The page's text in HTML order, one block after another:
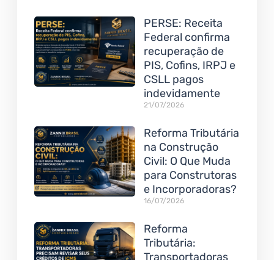
PERSE: Receita
Federal confirma
recuperação de
PIS, Cofins, IRPJ e
CSLL pagos
indevidamente
21/07/2026
Reforma Tributária
na Construção
Civil: O Que Muda
para Construtoras
e Incorporadoras?
16/07/2026
Reforma
Tributária:
Transportadoras